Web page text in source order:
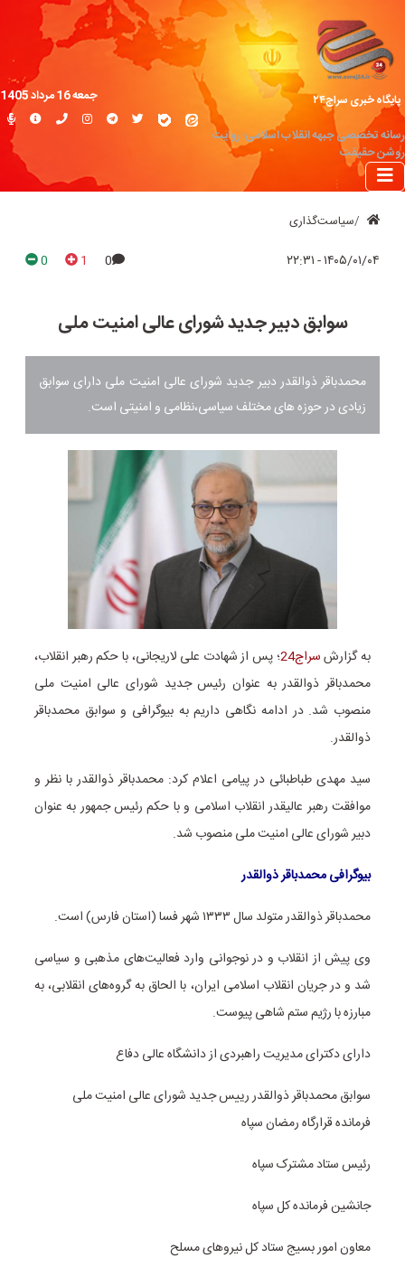
پایگاه خبری سراج۲۴
رسانه تخصصی جبهه انقلاب اسلامی؛ روایت
روشن حقیقت
جمعه 16 مرداد 1405
سیاست‌گذاری
۱۴۰۵/۰۱/۰۴ - ۲۲:۳۱ 0
1
0
سوابق دبیر جدید شورای عالی امنیت ملی
محمدباقر ذوالقدر دبیر جدید شورای عالی امنیت ملی دارای سوابق
زیادی در حوزه های مختلف سیاسی،نظامی و امنیتی است.
به گزارشسراج24
؛ پس از شهادت علی لاریجانی، با حکم رهبر انقلاب،
محمدباقر ذوالقدر به عنوان رئیس جدید شورای عالی امنیت ملی
منصوب شد. در ادامه نگاهی داریم به بیوگرافی و سوابق محمدباقر
ذوالقدر.
سید مهدی طباطبائی در پیامی اعلام کرد: محمدباقر ذوالقدر با نظر و
موافقت رهبر عالیقدر انقلاب اسلامی و با حکم رئیس جمهور به عنوان
دبیر شورای عالی امنیت ملی منصوب شد.
بیوگرافی محمدباقر ذوالقدر
محمدباقر ذوالقدر متولد سال ۱۳۳۳ شهر فسا (استان فارس) است.
وی پیش از انقلاب و در نوجوانی وارد فعالیت‌های مذهبی و سیاسی
شد و در جریان انقلاب اسلامی ایران، با الحاق به گروه‌های انقلابی، به
مبارزه با رژیم ستم شاهی پیوست.
دارای دکترای مدیریت راهبردی از دانشگاه عالی دفاع
سوابق محمدباقر ذوالقدر رییس جدید شورای عالی امنیت ملی
فرمانده قرارگاه رمضان سپاه
رئیس ستاد مشترک سپاه
جانشین فرمانده کل سپاه
معاون امور بسیج ستاد کل نیروهای مسلح